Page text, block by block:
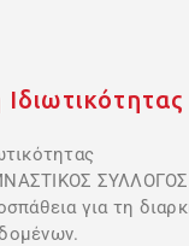
ΣΥΛΛΟΓΟΣ
για τη